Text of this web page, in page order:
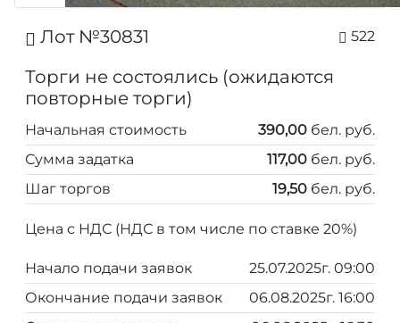
Лот №30831 522
Торги не состоялись (ожидаются
повторные торги)
Начальная стоимость 390,00 бел. руб.
Сумма задатка
117,00 бел. руб.
Шаг торгов
19,50 бел. руб.
Цена с НДС (НДС в том числе по ставке 20%)
Начало подачи заявок
25.07.2025г. 09:00
Окончание подачи заявок
06.08.2025г. 16:00